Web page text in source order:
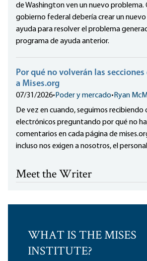
de Washington ven un nuevo problema.
gobierno federal debería crear un
ayuda para resolver el problema
programa de ayuda anterior.
Por qué no volverán las
a Mises.org
07/31/2026• Poder y mercado• Ryan
De vez en cuando, seguimos recibiendo
electrónicos preguntando por qué no
comentarios en cada página de
incluso nos exigen a nosotros, el
Meet the Writer
WHAT IS THE MISES
INSTITUTE?